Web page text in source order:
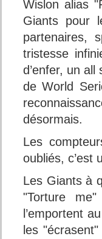
Wislon alias
Giants pour
partenaires,
tristesse
d’enfer, un
de World
désormais.
Les
oubliés, c’est
Les Giants à
"Torture
l’emportent
les